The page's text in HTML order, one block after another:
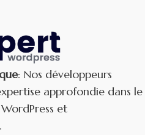
: Nos développeurs
approfondie dans le
et